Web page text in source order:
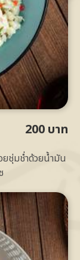
200 บาท
ยชุ่มช่ำด้วยน้ำมัน